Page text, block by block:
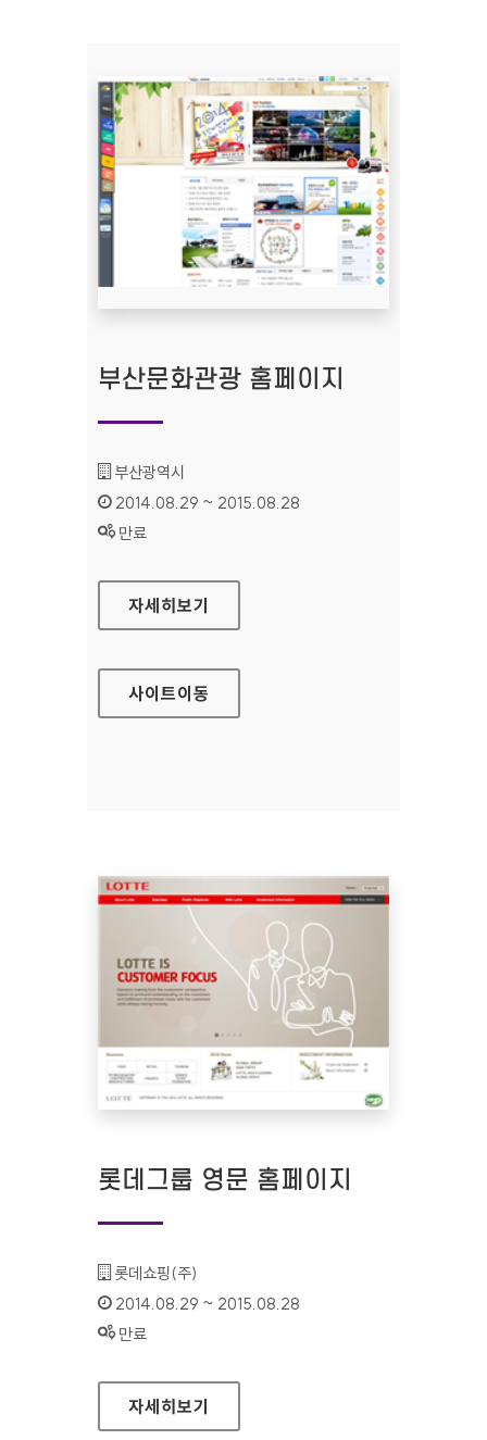
부산문화관광 홈페이지
기관명 :
부산광역시
인증기간 :
2014.08.29 ~ 2015.08.28
상태 :
만료
부산문화관광 홈페이지
자세히보기
사이트이동
롯데그룹 영문 홈페이지
기관명 :
롯데쇼핑(주)
인증기간 :
2014.08.29 ~ 2015.08.28
상태 :
만료
롯데그룹 영문 홈페이지
자세히보기